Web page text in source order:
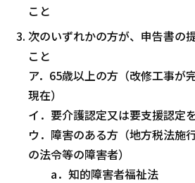
こと
次のいずれかの方が、申告書の
こと
ア．65歳以上の方（改修工事が
現在）
イ．要介護認定又は要支援認定
ウ．障害のある方（地方税法施
の法令等の障害者）
a．知的障害者福祉法